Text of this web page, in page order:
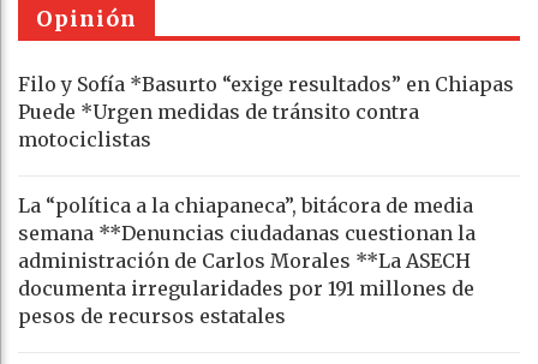
Opinión
Filo y Sofía *Basurto “exige resultados” en Chiapas
Puede *Urgen medidas de tránsito contra
motociclistas
La “política a la chiapaneca”, bitácora de media
semana **Denuncias ciudadanas cuestionan la
administración de Carlos Morales **La ASECH
documenta irregularidades por 191 millones de
pesos de recursos estatales